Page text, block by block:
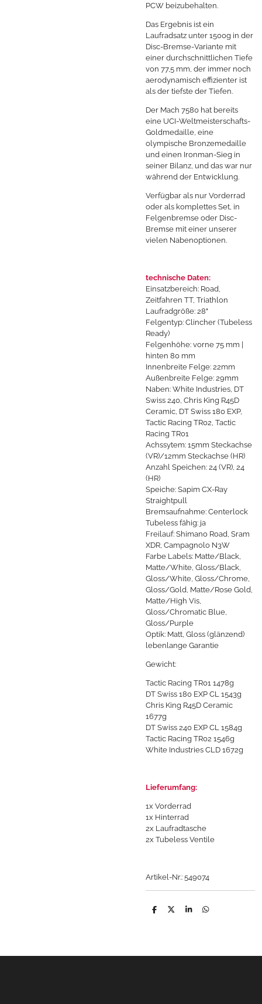
PCW beizubehalten.
Das Ergebnis ist ein
Laufradsatz unter 1500g in der
Disc-Bremse-Variante mit
einer durchschnittlichen Tiefe
von 77,5 mm, der immer noch
aerodynamisch effizienter ist
als der tiefste der Tiefen.
Der Mach 7580 hat bereits
eine UCI-Weltmeisterschafts-
Goldmedaille, eine
olympische Bronzemedaille
und einen Ironman-Sieg in
seiner Bilanz, und das war nur
während der Entwicklung.
Verfügbar als nur Vorderrad
oder als komplettes Set, in
Felgenbremse oder Disc-
Bremse mit einer unserer
vielen Nabenoptionen.
technische Daten:
Einsatzbereich: Road,
Zeitfahren TT, Triathlon
Laufradgröße: 28"
Felgentyp: Clincher (Tubeless
Ready)
Felgenhöhe: vorne 75 mm |
hinten 80 mm
Innenbreite Felge: 22mm
Außenbreite Felge: 29mm
Naben: White Industries, DT
Swiss 240, Chris King R45D
Ceramic, DT Swiss 180 EXP,
Tactic Racing TR02, Tactic
Racing TR01
Achssytem: 15mm Steckachse
(VR)/12mm Steckachse (HR)
Anzahl Speichen: 24 (VR), 24
(HR)
Speiche: Sapim CX-Ray
Straightpull
Bremsaufnahme: Centerlock
Tubeless fähig: ja
Freilauf: Shimano Road, Sram
XDR, Campagnolo N3W
Farbe Labels: Matte/Black,
Matte/White, Gloss/Black,
Gloss/White, Gloss/Chrome,
Gloss/Gold, Matte/Rose Gold,
Matte/High Vis,
Gloss/Chromatic Blue,
Gloss/Purple
Optik: Matt, Gloss (glänzend)
lebenlange Garantie
Gewicht:
Tactic Racing TR01 1478g
DT Swiss 180 EXP CL 1543g
Chris King R45D Ceramic
1677g
DT Swiss 240 EXP CL 1584g
Tactic Racing TR02 1546g
White Industries CLD 1672g
Lieferumfang:
1x Vorderrad
1x Hinterrad
2x Laufradtasche
2x Tubeless Ventile
Artikel-Nr.: 549074
T
T
T
T